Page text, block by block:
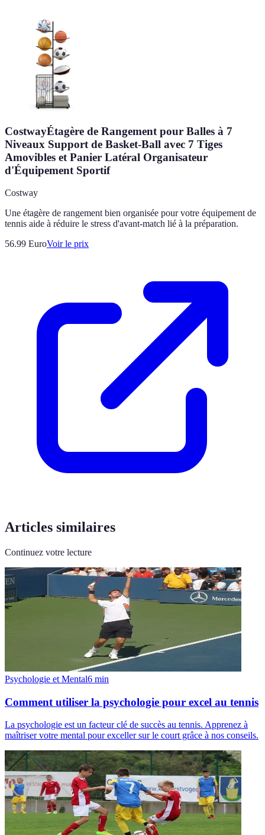
CostwayÉtagère de Rangement pour Balles à 7
Niveaux Support de Basket-Ball avec 7 Tiges
Amovibles et Panier Latéral Organisateur
d'Équipement Sportif
Costway
Une étagère de rangement bien organisée pour votre équipement de
tennis aide à réduire le stress d'avant-match lié à la préparation.
56.99 EuroVoir le prix
Articles similaires
Continuez votre lecture
Psychologie et Mental6 min
Comment utiliser la psychologie pour excel au tennis
La psychologie est un facteur clé de succès au tennis. Apprenez à
maîtriser votre mental pour exceller sur le court grâce à nos conseils.